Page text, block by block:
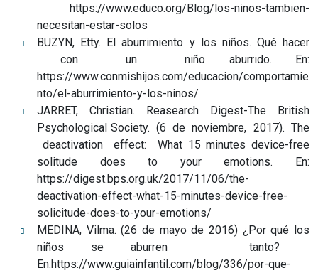
https://www.educo.org/Blog/los-ninos-tambien-
necesitan-estar-solos
BUZYN, Etty. El aburrimiento y los niños. Qué hacer
con un niño aburrido. En:
https://www.conmishijos.com/educacion/comportamie
nto/el-aburrimiento-y-los-ninos/
JARRET, Christian. Reasearch Digest-The British
Psychological Society. (6 de noviembre, 2017). The
deactivation effect: What 15 minutes device-free
solitude does to your emotions. En:
https://digest.bps.org.uk/2017/11/06/the-
deactivation-effect-what-15-minutes-device-free-
solicitude-does-to-your-emotions/
MEDINA, Vilma. (26 de mayo de 2016) ¿Por qué los
niños se aburren tanto?
En:https://www.guiainfantil.com/blog/336/por-que-